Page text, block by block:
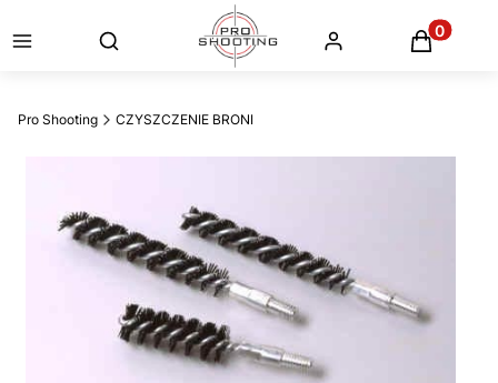
Otwórz wyszukiwarkę
Pro Shooting CZYSZCZENIE BRONI